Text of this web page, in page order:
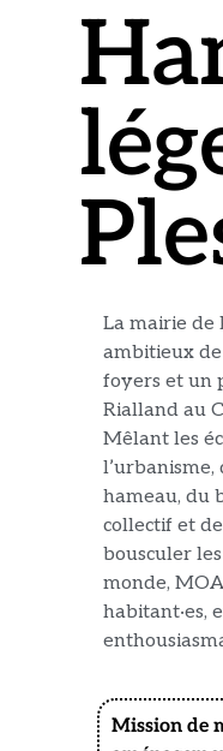
La mairie de
ambitieux
foyers et un
Rialland au
Mêlant les
l’urbanisme,
hameau, du
collectif et
bousculer
monde,
habitant·es,
Mission de